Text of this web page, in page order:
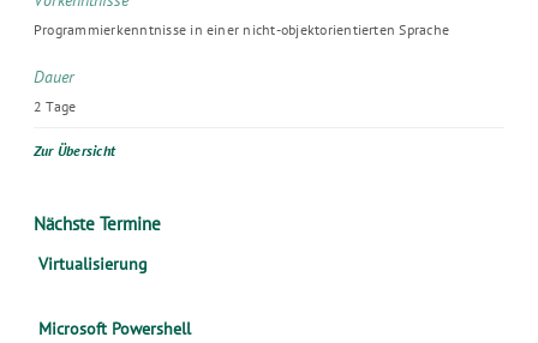
Programmierkenntnisse in einer nicht-objektorientierten Sprache
Dauer
2 Tage
Zur Übersicht
Nächste Termine
Virtualisierung
Microsoft Powershell